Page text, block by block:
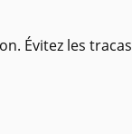
Évitez les